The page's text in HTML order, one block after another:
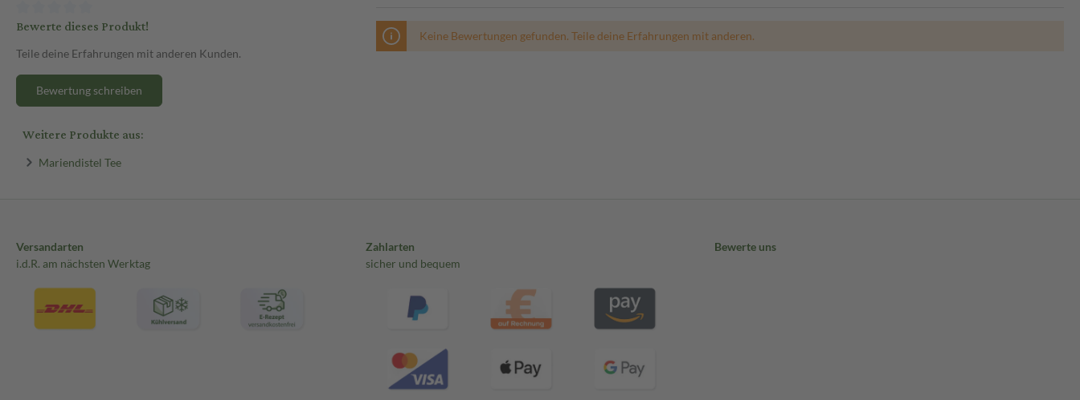
Bewerte dieses Produkt!
Teile deine Erfahrungen mit anderen Kunden.
Bewertung schreiben
Keine Bewertungen gefunden. Teile deine Erfahrungen mit anderen.
Weitere Produkte aus:
Mariendistel Tee
Versandarten
i.d.R. am nächsten Werktag
Zahlarten
sicher und bequem
Bewerte uns